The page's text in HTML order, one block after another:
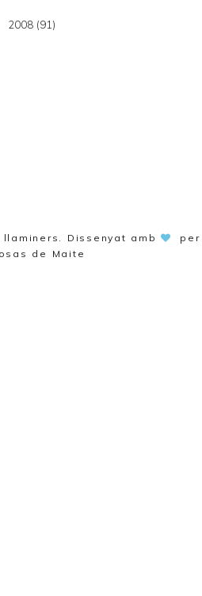
2008 (91)
llaminers . Dissenyat amb
per
de Maite